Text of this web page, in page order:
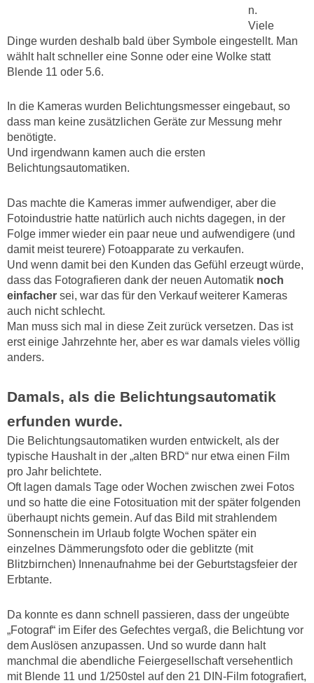
n.
Viele
Dinge wurden deshalb bald über Symbole eingestellt. Man
wählt halt schneller eine Sonne oder eine Wolke statt
Blende 11 oder 5.6.
In die Kameras wurden Belichtungsmesser eingebaut, so
dass man keine zusätzlichen Geräte zur Messung mehr
benötigte.
Und irgendwann kamen auch die ersten
Belichtungsautomatiken.
Das machte die Kameras immer aufwendiger, aber die
Fotoindustrie hatte natürlich auch nichts dagegen, in der
Folge immer wieder ein paar neue und aufwendigere (und
damit meist teurere) Fotoapparate zu verkaufen.
Und wenn damit bei den Kunden das Gefühl erzeugt würde,
dass das Fotografieren dank der neuen Automatik noch
einfacher sei, war das für den Verkauf weiterer Kameras
auch nicht schlecht.
Man muss sich mal in diese Zeit zurück versetzen. Das ist
erst einige Jahrzehnte her, aber es war damals vieles völlig
anders.
Damals, als die Belichtungsautomatik
erfunden wurde.
Die Belichtungsautomatiken wurden entwickelt, als der
typische Haushalt in der „alten BRD“ nur etwa einen Film
pro Jahr belichtete.
Oft lagen damals Tage oder Wochen zwischen zwei Fotos
und so hatte die eine Fotosituation mit der später folgenden
überhaupt nichts gemein. Auf das Bild mit strahlendem
Sonnenschein im Urlaub folgte Wochen später ein
einzelnes Dämmerungsfoto oder die geblitzte (mit
Blitzbirnchen) Innenaufnahme bei der Geburtstagsfeier der
Erbtante.
Da konnte es dann schnell passieren, dass der ungeübte
„Fotograf“ im Eifer des Gefechtes vergaß, die Belichtung vor
dem Auslösen anzupassen. Und so wurde dann halt
manchmal die abendliche Feiergesellschaft versehentlich
mit Blende 11 und 1/250stel auf den 21 DIN-Film fotografiert,